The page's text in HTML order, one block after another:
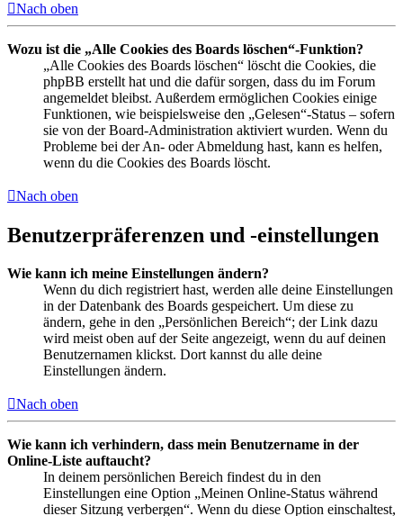
Nach oben
Wozu ist die „Alle Cookies des Boards löschen“-Funktion?
„Alle Cookies des Boards löschen“ löscht die Cookies, die
phpBB erstellt hat und die dafür sorgen, dass du im Forum
angemeldet bleibst. Außerdem ermöglichen Cookies einige
Funktionen, wie beispielsweise den „Gelesen“-Status – sofern
sie von der Board-Administration aktiviert wurden. Wenn du
Probleme bei der An- oder Abmeldung hast, kann es helfen,
wenn du die Cookies des Boards löscht.
Nach oben
Benutzerpräferenzen und -einstellungen
Wie kann ich meine Einstellungen ändern?
Wenn du dich registriert hast, werden alle deine Einstellungen
in der Datenbank des Boards gespeichert. Um diese zu
ändern, gehe in den „Persönlichen Bereich“; der Link dazu
wird meist oben auf der Seite angezeigt, wenn du auf deinen
Benutzernamen klickst. Dort kannst du alle deine
Einstellungen ändern.
Nach oben
Wie kann ich verhindern, dass mein Benutzername in der
Online-Liste auftaucht?
In deinem persönlichen Bereich findest du in den
Einstellungen eine Option „Meinen Online-Status während
dieser Sitzung verbergen“. Wenn du diese Option einschaltest,